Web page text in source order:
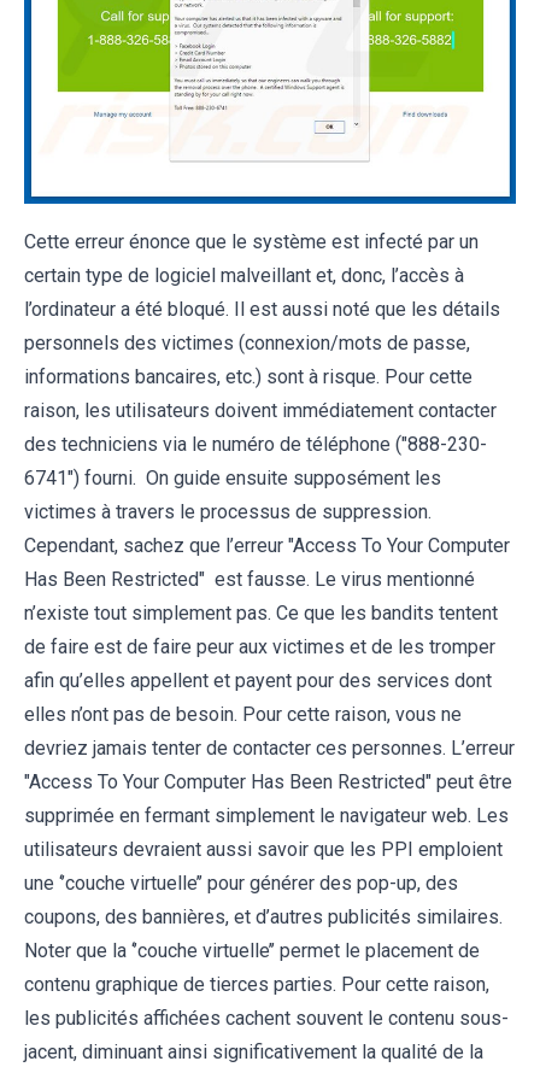
Cette erreur énonce que le système est infecté par un
certain type de logiciel malveillant et, donc, l’accès à
l’ordinateur a été bloqué. Il est aussi noté que les détails
personnels des victimes (connexion/mots de passe,
informations bancaires, etc.) sont à risque. Pour cette
raison, les utilisateurs doivent immédiatement contacter
des techniciens via le numéro de téléphone ("888-230-
6741") fourni. On guide ensuite supposément les
victimes à travers le processus de suppression.
Cependant, sachez que l’erreur "Access To Your Computer
Has Been Restricted" est fausse. Le virus mentionné
n’existe tout simplement pas. Ce que les bandits tentent
de faire est de faire peur aux victimes et de les tromper
afin qu’elles appellent et payent pour des services dont
elles n’ont pas de besoin. Pour cette raison, vous ne
devriez jamais tenter de contacter ces personnes. L’erreur
"Access To Your Computer Has Been Restricted" peut être
supprimée en fermant simplement le navigateur web. Les
utilisateurs devraient aussi savoir que les PPI emploient
une ‘’couche virtuelle’’ pour générer des pop-up, des
coupons, des bannières, et d’autres publicités similaires.
Noter que la ‘’couche virtuelle’’ permet le placement de
contenu graphique de tierces parties. Pour cette raison,
les publicités affichées cachent souvent le contenu sous-
jacent, diminuant ainsi significativement la qualité de la